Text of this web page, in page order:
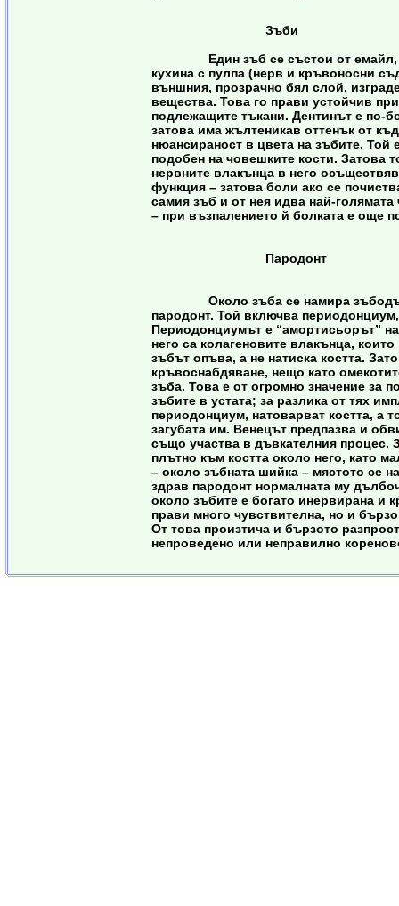
Зъби
Един зъб се състои от емайл,
кухина с пулпа (нерв и кръвоносни
външния, прозрачно бял слой,
вещества. Това го прави устойчив
подлежащите тъкани. Дентинът е по-
затова има жълтеникав оттенък от
нюансираност в цвета на зъбите. Той
подобен на човешките кости. Затова
нервните влакънца в него
функция – затова боли ако се
самия зъб и от нея идва най-голямата
– при възпалението й болката е още
Пародонт
Около зъба се намира
пародонт. Той включва
Периодонциумът е “амортисьорът”
него са колагеновите влакънца,
зъбът опъва, а не натиска костта.
кръвоснабдяване, нещо като
зъба. Това е от огромно значение за
зъбите в устата; за разлика от тях
периодонциум, натоварват костта, а
загубата им. Венецът предпазва и
също участва в дъвкателния процес.
плътно към костта около него, като
– около зъбната шийка – мястото се
здрав пародонт нормалната му
около зъбите е богато инервирана и
прави много чувствителна, но и
От това произтича и бързото
непроведено или неправилно